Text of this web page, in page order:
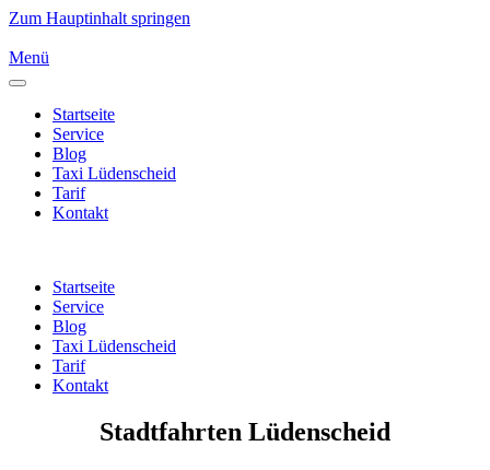
Zum Hauptinhalt springen
Menü
Startseite
Service
Blog
Taxi Lüdenscheid
Tarif
Kontakt
Startseite
Service
Blog
Taxi Lüdenscheid
Tarif
Kontakt
Stadtfahrten Lüdenscheid